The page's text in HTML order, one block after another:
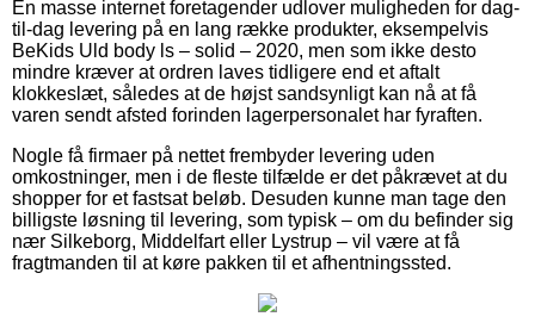
En masse internet foretagender udlover muligheden for dag-
til-dag levering på en lang række produkter, eksempelvis
BeKids Uld body ls – solid – 2020, men som ikke desto
mindre kræver at ordren laves tidligere end et aftalt
klokkeslæt, således at de højst sandsynligt kan nå at få
varen sendt afsted forinden lagerpersonalet har fyraften.
Nogle få firmaer på nettet frembyder levering uden
omkostninger, men i de fleste tilfælde er det påkrævet at du
shopper for et fastsat beløb. Desuden kunne man tage den
billigste løsning til levering, som typisk – om du befinder sig
nær Silkeborg, Middelfart eller Lystrup – vil være at få
fragtmanden til at køre pakken til et afhentningssted.